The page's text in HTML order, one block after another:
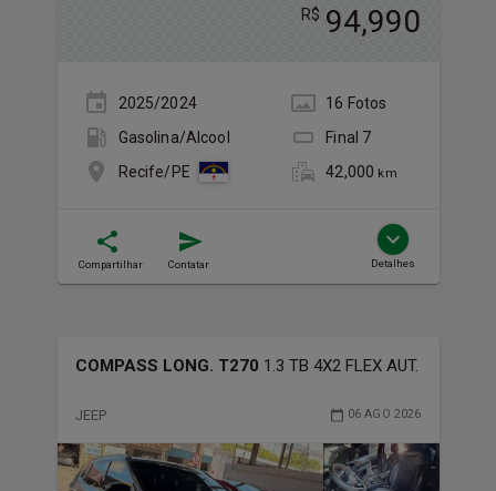
R$ 94,990
2025/2024 16 Fotos
Gasolina/Álcool
Final 7
Recife/PE
42,000 km
Compartilhar Contatar Detalhes
COMPASS LONG. T270 1.3 TB 4X2 FLEX AUT.
JEEP 06 AGO 2026